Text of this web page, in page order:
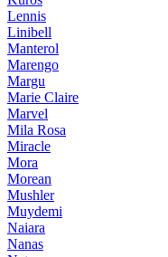
Lennis
Linibell
Manterol
Marengo
Margu
Marie Claire
Marvel
Mila Rosa
Miracle
Mora
Morean
Mushler
Muydemi
Naiara
Nanas